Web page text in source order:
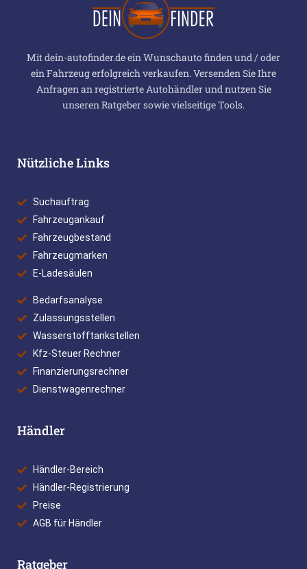
Mit dein-autofinder.de ein Wunschauto finden und / oder
ein Fahrzeug erfolgreich verkaufen. Versenden Sie Ihre
Anfragen an registrierte Autohändler und nutzen Sie
unseren Ratgeber sowie vielseitige Tools.
Nützliche Links
Suchauftrag
Fahrzeugankauf
Fahrzeugbestand
Fahrzeugmarken
E-Ladesäulen
Bedarfsanalyse
Zulassungsstellen
Wasserstofftankstellen
Kfz-Steuer Rechner
Finanzierungsrechner
Dienstwagenrechner
Händler
Händler-Bereich
Händler-Registrierung
Preise
AGB für Händler
Ratgeber